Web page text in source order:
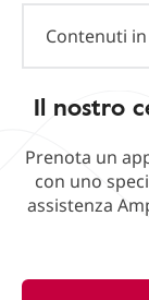
Contenuti
Il nostro
Prenota un
con uno
assistenza